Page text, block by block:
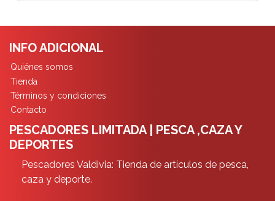
INFO ADICIONAL
Quiénes somos
Tienda
Términos y condiciones
Contacto
PESCADORES LIMITADA | PESCA ,CAZA Y
DEPORTES
Pescadores Valdivia: Tienda de artículos de pesca,
caza y deporte.